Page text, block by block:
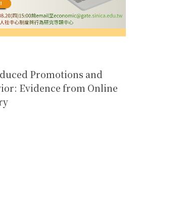
Promotions and
Evidence from Online